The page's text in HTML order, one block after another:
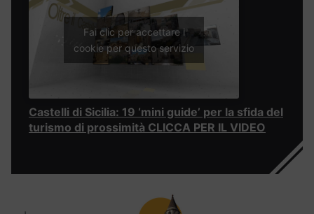
Fai clic per accettare i
cookie per questo servizio
Castelli di Sicilia: 19 ‘mini guide’ per la sfida del
turismo di prossimità CLICCA PER IL VIDEO